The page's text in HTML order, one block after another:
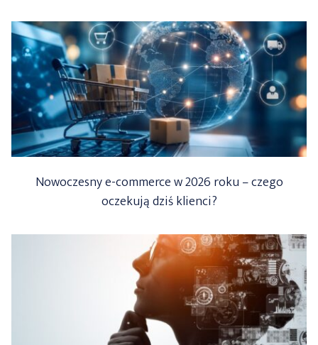
Nowoczesny e-commerce w 2026 roku – czego
oczekują dziś klienci?